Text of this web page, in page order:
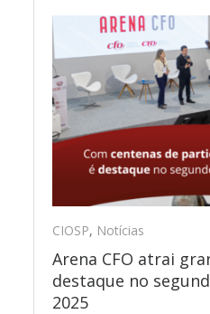
CIOSP, Notícias
Arena CFO atrai
destaque no
2025